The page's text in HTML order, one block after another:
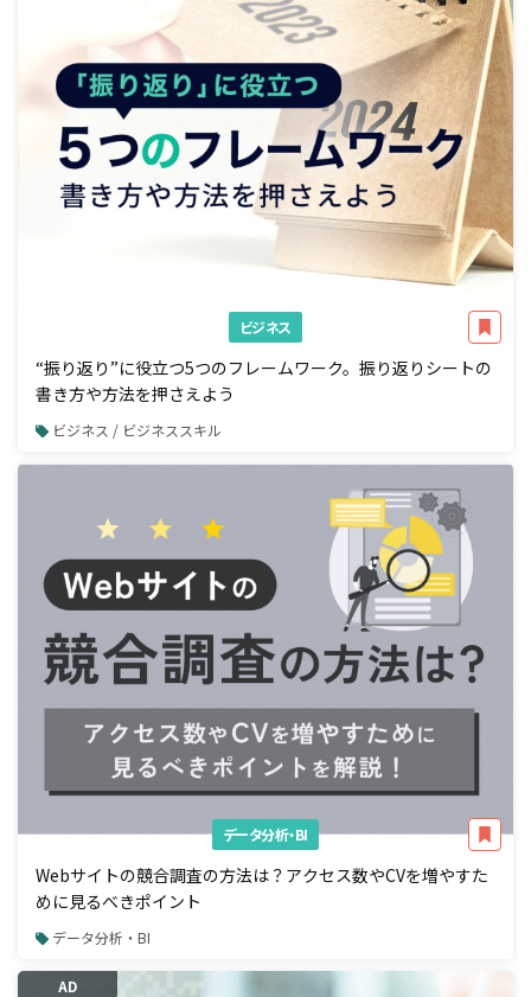
ビジネス
“振り返り”に役立つ5つのフレームワーク。振り返りシートの
書き方や方法を押さえよう
ビジネス / ビジネススキル
データ分析・BI
Webサイトの競合調査の方法は？アクセス数やCVを増やすた
めに見るべきポイント
データ分析・BI
AD